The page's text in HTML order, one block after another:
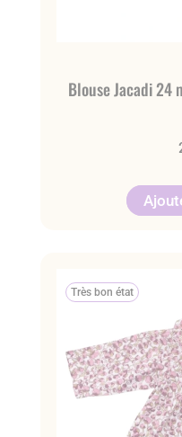
Blouse Jacadi 24
Très bon état